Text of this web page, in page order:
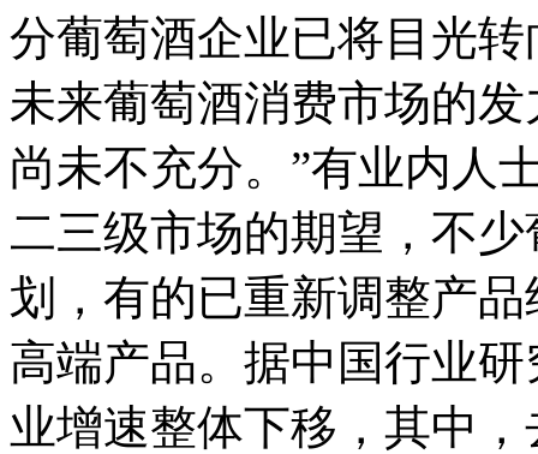
分葡萄酒企业已将目光
未来葡萄酒消费市场的
尚未不充分。”有业内人
二三级市场的期望，不
划，有的已重新调整产
高端产品。据中国行业
业增速整体下移，其中